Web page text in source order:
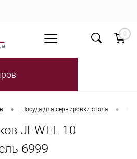
0
• Посуда для сервировки стола •
JEWEL 10
6999